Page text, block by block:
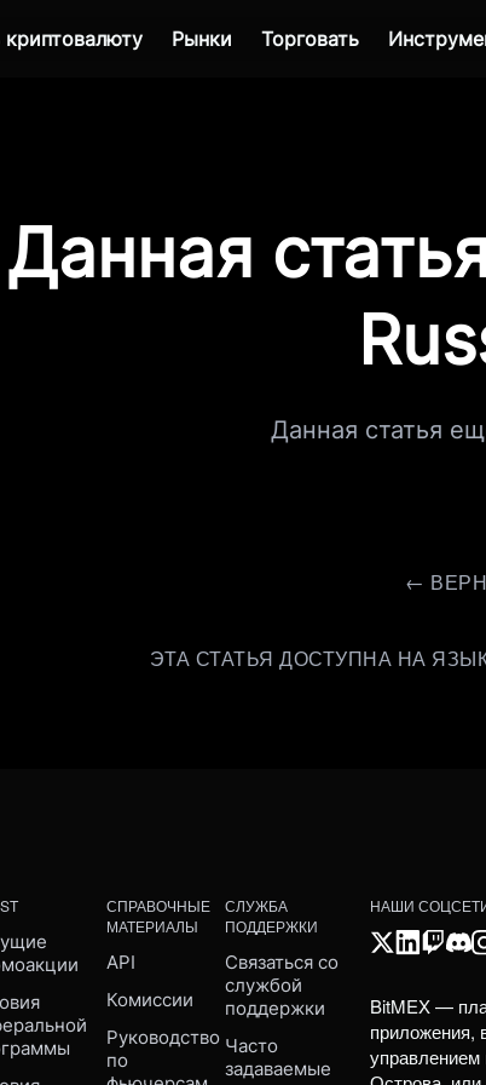
криптовалюту Рынки Торговать
Данная
Данная статья
←
ЭТА СТАТЬЯ ДОСТУПНА НА
СПРАВОЧНЫЕ
МАТЕРИАЛЫ
API
Комиссии
Руководство
по
СЛУЖБА
ПОДДЕРЖКИ
Связаться со
службой
поддержки
Часто
задаваемые
НАШИ
BitMEX —
приложения,
управлением